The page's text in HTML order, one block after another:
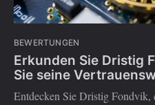
BEWERTUNGEN
Erkunden Sie Dristig
Sie seine
Entdecken Sie Dristig Fondvik,